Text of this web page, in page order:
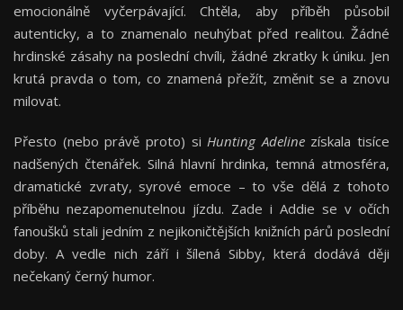
emocionálně vyčerpávající. Chtěla, aby příběh působil
autenticky, a to znamenalo neuhýbat před realitou. Žádné
hrdinské zásahy na poslední chvíli, žádné zkratky k úniku. Jen
krutá pravda o tom, co znamená přežít, změnit se a znovu
milovat.
Přesto (nebo právě proto) siHunting Adelinezískala tisíce
nadšených čtenářek. Silná hlavní hrdinka, temná atmosféra,
dramatické zvraty, syrové emoce – to vše dělá z tohoto
příběhu nezapomenutelnou jízdu. Zade i Addie se v očích
fanoušků stali jedním z nejikoničtějších knižních párů poslední
doby. A vedle nich září i šílená Sibby, která dodává ději
nečekaný černý humor.